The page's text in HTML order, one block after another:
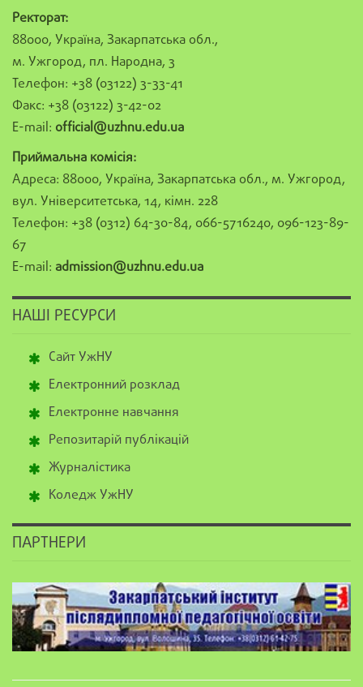
Ректорат:
88000, Україна, Закарпатська обл.,
м. Ужгород, пл. Народна, 3
Телефон: +38 (03122) 3-33-41
Факс: +38 (03122) 3-42-02
E-mail: official@uzhnu.edu.ua
Приймальна комісія:
Адреса: 88000, Україна, Закарпатська обл., м. Ужгород,
вул. Університетська, 14, кімн. 228
Телефон: +38 (0312) 64-30-84, 066-5716240, 096-123-89-
67
E-mail: admission@uzhnu.edu.ua
НАШІ РЕСУРСИ
Сайт УжНУ
Електронний розклад
Електронне навчання
Репозитарій публікацій
Журналістика
Коледж УжНУ
ПАРТНЕРИ